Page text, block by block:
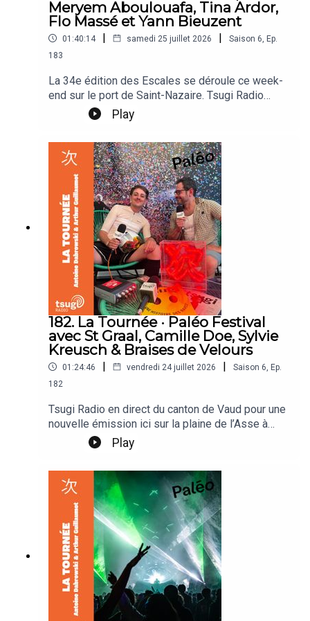
Meryem Aboulouafa, Tina Ardor,
Flo Massé et Yann Bieuzent
01:40:14 | samedi 25 juillet 2026 | Saison 6 Ep.
183
La 34e édition des Escales se déroule ce week-
end sur le port de Saint-Nazaire. Tsugi Radio
pose ses micros sur les quais de l'île du Petit-
Maroc hôte du festival le petit quartier vit au
Angèle Chatelier et LENPARROT reçoivent sur le
plateau Archive, Meryem Aboulouafa, Tina Ardor,
Flo Massé et Yann Bieuzent, directeur du festival.
Play
182. La Tournée · Paléo Festival
avec St Graal, Camille Doe, Sylvie
Kreusch & Braises de Velours
01:24:46 | vendredi 24 juillet 2026 | Saison 6 Ep.
182
Tsugi Radio en direct du canton de Vaud pour une
nouvelle émission ici sur la plaine de l’Asse à
Nyon. Arthur Guillaumot & Antoine Dabrowski
reçoivent St Graal, St Graal, Camille Doe, Sylvie
Play